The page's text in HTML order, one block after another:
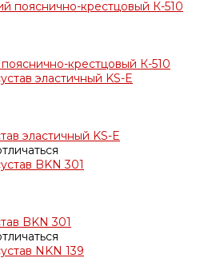
крестцовый К-510
эластичный KS-E
BKN 301